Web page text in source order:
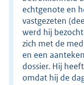
echtgenote en
vastgezeten
werd hij
zich met de
en een
dossier. Hij
omdat hij de